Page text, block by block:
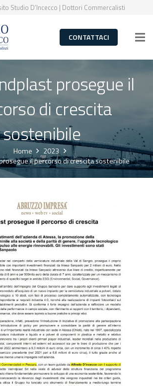
Studio D’Incecco | Dottori Commercalisti
CONTATTACI
prosegue il
di crescita
sostenibile
Home
2023
il percorso di crescita sostenibile